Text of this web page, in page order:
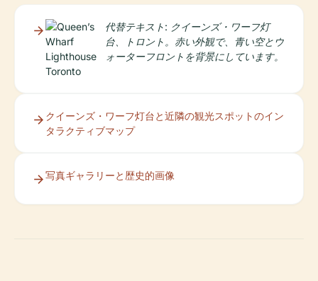
代替テキスト: クイーンズ・ワーフ灯
台、トロント。赤い外観で、青い空とウ
ォーターフロントを背景にしています。
クイーンズ・ワーフ灯台と近隣の観光スポットのイン
タラクティブマップ
写真ギャラリーと歴史的画像